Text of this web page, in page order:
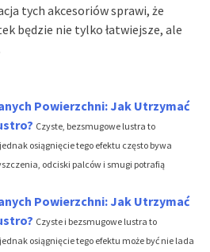
tych akcesoriów sprawi, że
będzie nie tylko łatwiejsze, ale
Powierzchni: Jak Utrzymać
Czyste, bezsmugowe lustra to
osiągnięcie tego efektu często bywa
odciski palców i smugi potrafią
Powierzchni: Jak Utrzymać
Czyste i bezsmugowe lustra to
osiągnięcie tego efektu może być nie lada